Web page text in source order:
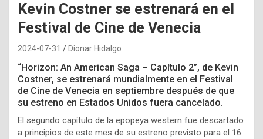
Kevin Costner se estrenará en el
Festival de Cine de Venecia
2024-07-31 Dionar Hidalgo
“Horizon: An American Saga – Capítulo 2”, de Kevin
Costner, se estrenará mundialmente en el Festival
de Cine de Venecia en septiembre después de que
su estreno en Estados Unidos fuera cancelado.
El segundo capítulo de la epopeya western fue descartado
a principios de este mes de su estreno previsto para el 16